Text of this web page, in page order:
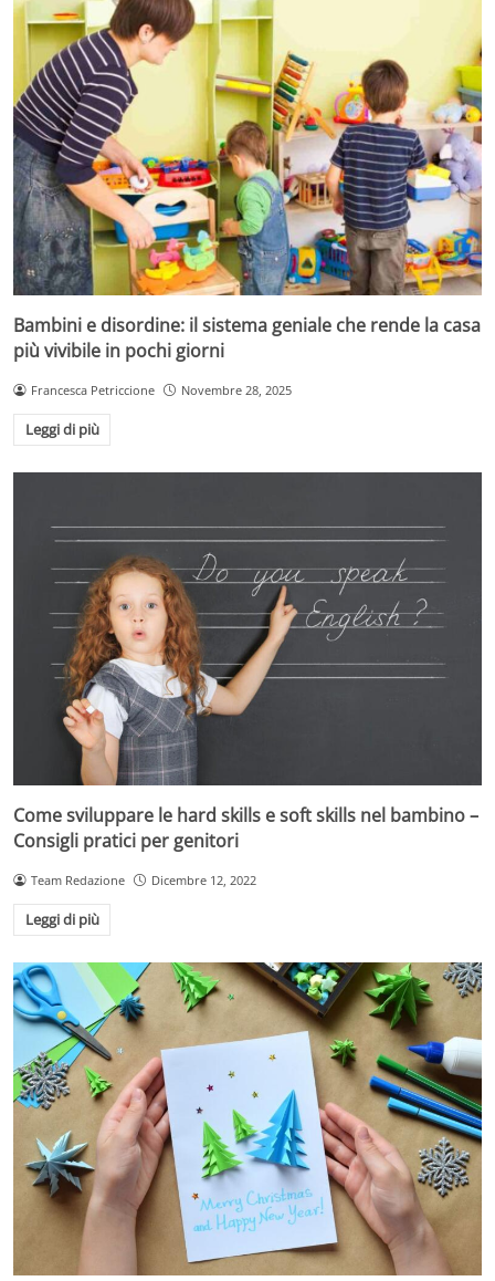
Bambini e disordine: il sistema geniale che rende la casa
più vivibile in pochi giorni
Francesca Petriccione Novembre 28, 2025
Leggi di più
Come sviluppare le hard skills e soft skills nel bambino –
Consigli pratici per genitori
Team Redazione Dicembre 12, 2022
Leggi di più